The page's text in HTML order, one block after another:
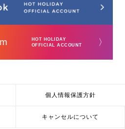
HOT HOLIDAY
OFFICIAL ACCOUNT
〉
個人情報保護方針
キャンセルについて